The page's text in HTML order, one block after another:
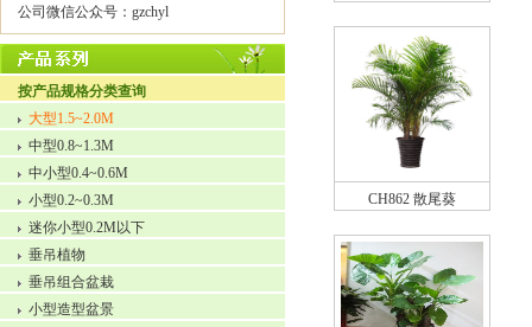
公司微信公众号：gzchyl
按产品规格分类查询
大型1.5~2.0M
中型0.8~1.3M
中小型0.4~0.6M
小型0.2~0.3M
迷你小型0.2M以下
垂吊植物
垂吊组合盆栽
小型造型盆景
CH862 散尾葵